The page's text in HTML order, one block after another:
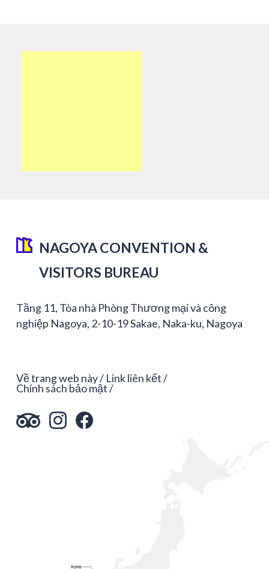
NAGOYA CONVENTION &
VISITORS BUREAU
Tầng 11, Tòa nhà Phòng Thương mại và công
nghiệp Nagoya, 2-10-19 Sakae, Naka-ku, Nagoya
Về trang web này Link liên kết
Chính sách bảo mật